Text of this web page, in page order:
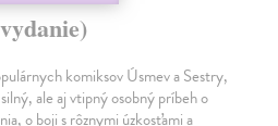
komiksov Úsmev a Sestry,
ale aj vtipný osobný príbeh o
o boji s rôznymi úzkosťami a